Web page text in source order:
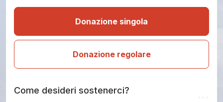
Donazione singola
Donazione regolare
Come desideri sostenerci?